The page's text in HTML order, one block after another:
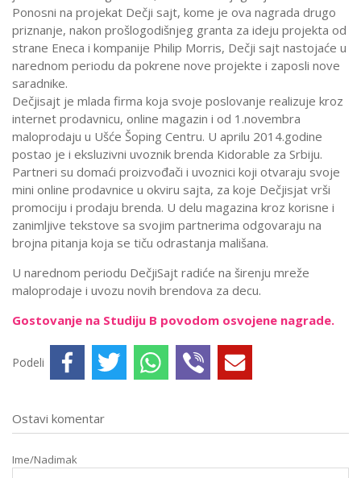
Ponosni na projekat Dečji sajt, kome je ova nagrada drugo
priznanje, nakon prošlogodišnjeg granta za ideju projekta od
strane Eneca i kompanije Philip Morris, Dečji sajt nastojaće u
narednom periodu da pokrene nove projekte i zaposli nove
saradnike.
Dečjisajt je mlada firma koja svoje poslovanje realizuje kroz
internet prodavnicu, online magazin i od 1.novembra
maloprodaju u Ušće Šoping Centru. U aprilu 2014.godine
postao je i eksluzivni uvoznik brenda Kidorable za Srbiju.
Partneri su domaći proizvođači i uvoznici koji otvaraju svoje
mini online prodavnice u okviru sajta, za koje Dečjisjat vrši
promociju i prodaju brenda. U delu magazina kroz korisne i
zanimljive tekstove sa svojim partnerima odgovaraju na
brojna pitanja koja se tiču odrastanja mališana.
U narednom periodu DečjiSajt radiće na širenju mreže
maloprodaje i uvozu novih brendova za decu.
Gostovanje na Studiju B povodom osvojene nagrade.
Podeli
Ostavi komentar
Ime/Nadimak